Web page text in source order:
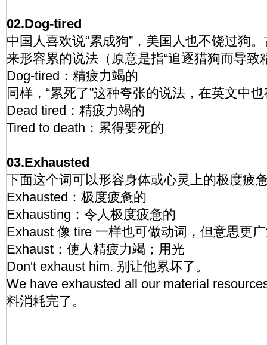
02.Dog-tired
中国人喜欢说“累成狗”，美国人也不饶过狗
来形容累的说法（原意是指“追逐猎狗而导致
Dog-tired：精疲力竭的
同样，“累死了”这种夸张的说法，在英文中
Dead tired：精疲力竭的
Tired to death：累得要死的
03.Exhausted
下面这个词可以形容身体或心灵上的极度疲
Exhausted：极度疲惫的
Exhausting：令人极度疲惫的
Exhaust 像 tire 一样也可做动词，但意思更
Exhaust：使人精疲力竭；用光
Don't exhaust him. 别让他累坏了。
We have exhausted all our material
料消耗完了。